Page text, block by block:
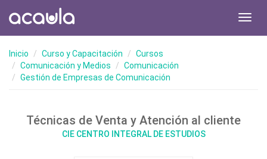
Inicio Curso y Capacitación
Cursos
Comunicación y Medios
Comunicación
Gestión de Empresas de Comunicación
Técnicas de Venta y Atención al cliente
CIE CENTRO INTEGRAL DE ESTUDIOS